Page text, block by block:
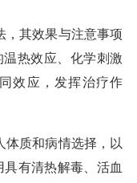
，其效果与注意事项
热效应、化学刺激
效应，发挥治疗作
体质和病情选择，以
有清热解毒、活血